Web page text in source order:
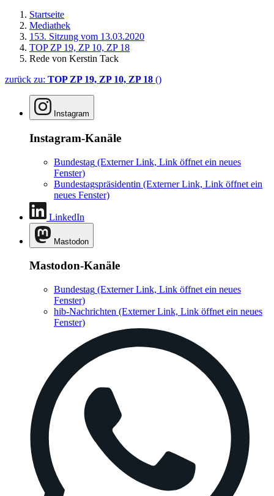
Startseite
Mediathek
153. Sitzung vom 13.03.2020
TOP ZP 19, ZP 10, ZP 18
Rede von Kerstin Tack
zurück zu: TOP ZP 19, ZP 10, ZP 18 ()
Instagram
Instagram-Kanäle
Bundestag (Externer Link, Link öffnet ein neues
Fenster)
Bundestagspräsidentin (Externer Link, Link öffnet ein
neues Fenster)
LinkedIn
Mastodon
Mastodon-Kanäle
Bundestag (Externer Link, Link öffnet ein neues
Fenster)
hib-Nachrichten (Externer Link, Link öffnet ein neues
Fenster)